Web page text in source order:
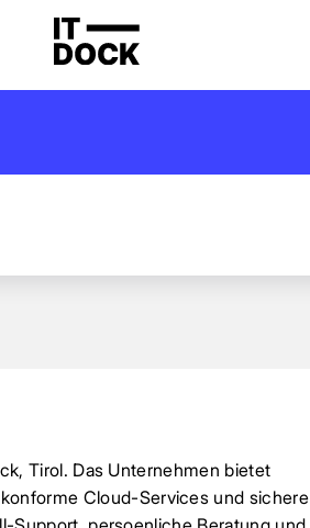
Tirol. Das Unternehmen bietet
Cloud-Services und sichere